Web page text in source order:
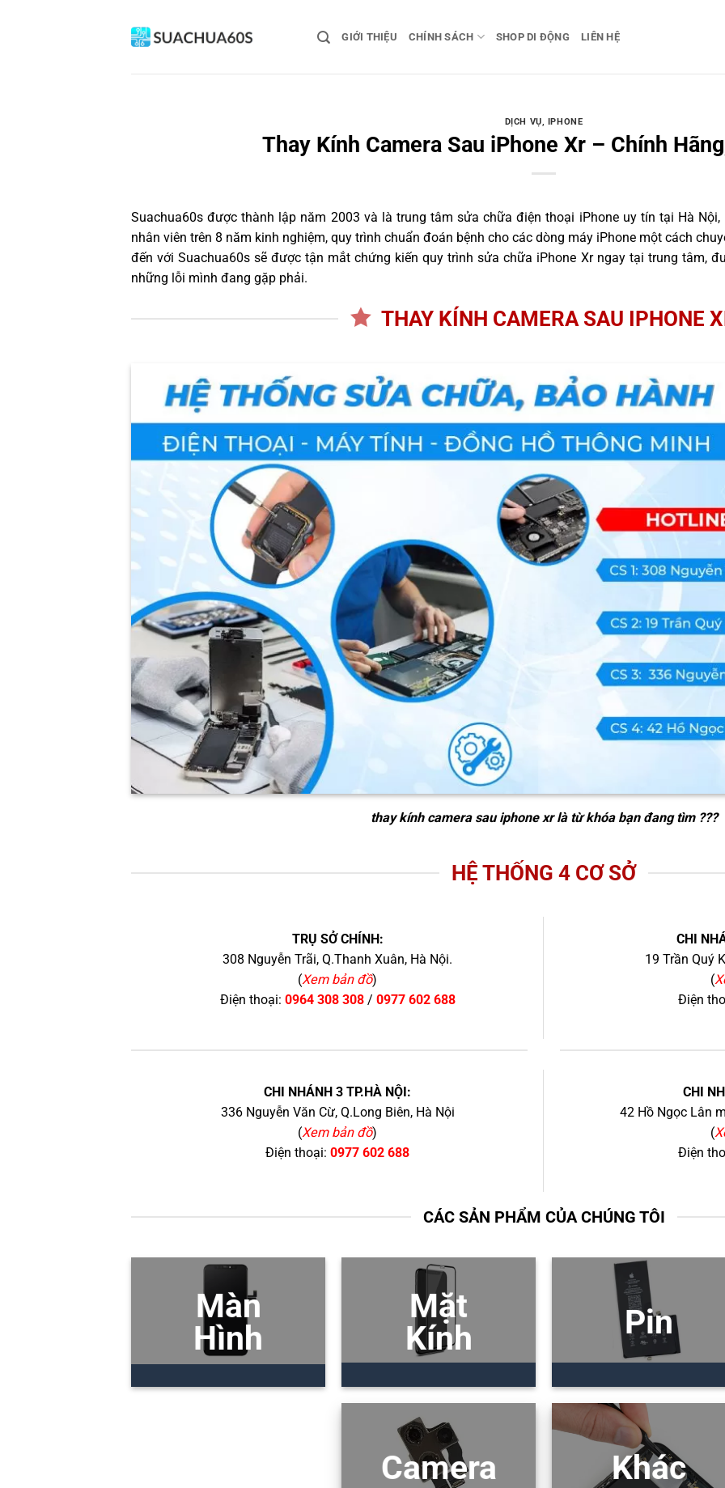
GIỚI THIỆU CHÍNH SÁCH SHOP DI ĐỘNG LIÊN HỆ
DỊCH VỤ, IPHONE
Thay Kính Camera Sau iPhone Xr – Chính
Suachua60s được thành lập năm 2003 và là trung tâm sửa chữa điện thoại iPhone uy tín tại Hà Nội,
nhân viên trên 8 năm kinh nghiệm, quy trình chuẩn đoán bệnh cho các dòng máy iPhone một cách
đến với Suachua60s sẽ được tận mắt chứng kiến quy trình sửa chữa iPhone Xr ngay tại trung tâm,
những lỗi mình đang gặp phải.
THAY KÍNH CAMERA SAU IPHONE
thay kính camera sau iphone xrlà từ khóa bạn đang tìm ???
HỆ THỐNG 4 CƠ SỞ
TRỤ SỞ CHÍNH:
308 Nguyễn Trãi, Q.Thanh Xuân, Hà Nội.
(Xem bản đồ)
Điện thoại: 0964 308 308/ 0977 602 688
CHI
19 Trần Quý
(
Điện
CHI NHÁNH 3 TP.HÀ NỘI:
336 Nguyễn Văn Cừ, Q.Long Biên, Hà Nội
(Xem bản đồ)
Điện thoại: 0977 602 688
CHI
42 Hồ Ngọc Lân
(
Điện
CÁC SẢN PHẨM CỦA CHÚNG TÔI
Màn
Hình
Mặt
Kính
Pin
Camera Khác